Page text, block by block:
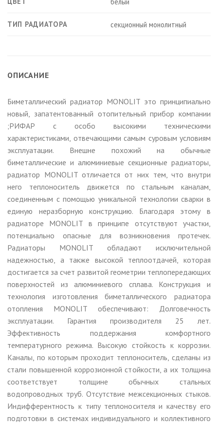
ТИП РАДИАТОРА секционный монолитный
ОПИСАНИЕ
Биметаллический радиатор MONOLIT это принципиально
новый, запатентованный отопительный прибор компании
;РИФАР с особо высокими техническими
характеристиками, отвечающими самым суровым условиям
эксплуатации. Внешне похожий на обычные
биметаллические и алюминиевые секционные радиаторы,
радиатор MONOLIT отличается от них тем, что внутри
него теплоноситель движется по стальным каналам,
соединенным с помощью уникальной технологии сварки в
единую неразборную конструкцию. Благодаря этому в
радиаторе MONOLIT в принципе отсутствуют участки,
потенциально опасные для возникновения протечек.
Радиаторы MONOLIT обладают исключительной
надежностью, а также высокой теплоотдачей, которая
достигается за счет развитой геометрии теплопередающих
поверхностей из алюминиевого сплава. Конструкция и
технология изготовления биметаллического радиатора
отопления MONOLIT обеспечивают: Долговечность
эксплуатации. Гарантия производителя 25 лет.
Эффективность поддержания комфортного
температурного режима. Высокую стойкость к коррозии.
Каналы, по которым проходит теплоноситель, сделаны из
стали повышенной коррозионной стойкости, а их толщина
соответствует толщине обычных стальных
водопроводных труб. Отсутствие межсекционных стыков.
Индифферентность к типу теплоносителя и качеству его
подготовки в системах индивидуального и коллективного